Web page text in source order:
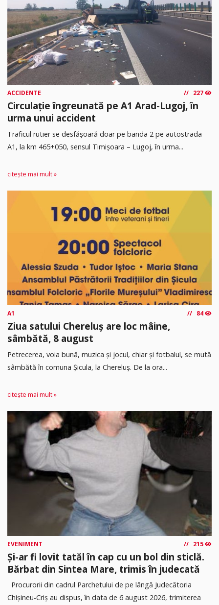
ACCIDENTE 227
Circulație îngreunată pe A1 Arad-Lugoj, în
urma unui accident
Traficul rutier se desfășoară doar pe banda 2 pe autostrada
A1, la km 465+050, sensul Timişoara – Lugoj, în urma...
citește mai mult »
A1 84
Ziua satului Chereluș are loc mâine,
sâmbătă, 8 august
Petrecerea, voia bună, muzica și jocul, chiar și fotbalul, se mută
sâmbătă în comuna Șicula, la Chereluș. De la ora...
citește mai mult »
EVENIMENT 215
Și-ar fi lovit tatăl în cap cu un bol din sticlă.
Bărbat din Sintea Mare, trimis în judecată
Procurorii din cadrul Parchetului de pe lângă Judecătoria
Chișineu-Criș au dispus, în data de 6 august 2026, trimiterea